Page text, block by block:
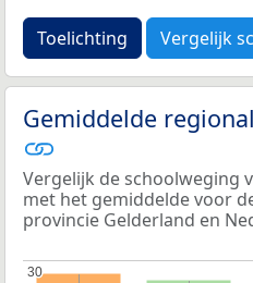
Toelichting Vergelijk
Gemiddelde
Vergelijk de schoolweging
met het gemiddelde voor
provincie Gelderland en
30
30